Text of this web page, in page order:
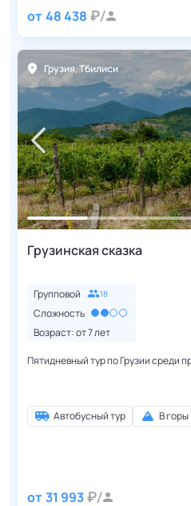
от 48 438
Грузия,Тбилиси
Грузинская сказка
Групповой 18
Сложность
Возраст: от7лет
Пятидневный тур по Грузии среди
Автобусный тур В горы
от 31 993